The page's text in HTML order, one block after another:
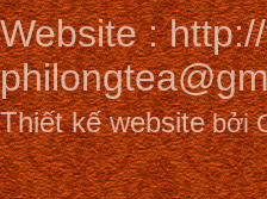
Website :
Thiết kế websitebởi